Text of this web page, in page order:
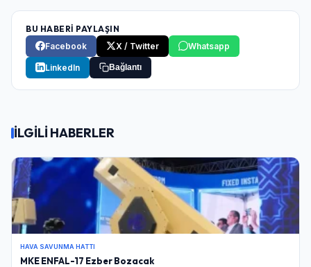
BU HABERİ PAYLAŞIN
Facebook
X / Twitter Whatsapp
LinkedIn Bağlantı
İLGİLİ HABERLER
HAVA SAVUNMA HATTI
MKE ENFAL-17 Ezber Bozacak